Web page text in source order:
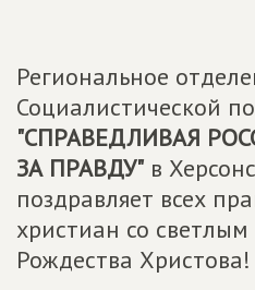
Региональное
Социалистической
"СПРАВЕДЛИВАЯ
ЗА ПРАВДУ" в
поздравляет всех
христиан со
Рождества Христова!